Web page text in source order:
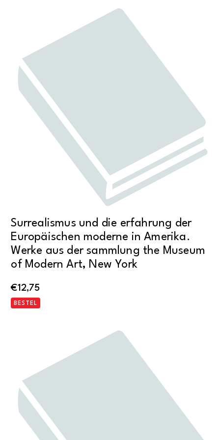
Surrealismus und die erfahrung der
Europäischen moderne in Amerika.
Werke aus der sammlung the Museum
of Modern Art, New York
€12,75
BESTEL